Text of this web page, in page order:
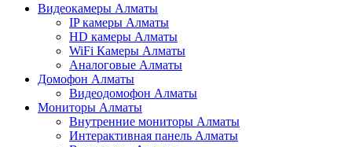
Видеокамеры Алматы
IP камеры Алматы
HD камеры Алматы
WiFi Камеры Алматы
Аналоговые Алматы
Домофон Алматы
Видеодомофон Алматы
Мониторы Алматы
Внутренние мониторы Алматы
Интерактивная панель Алматы